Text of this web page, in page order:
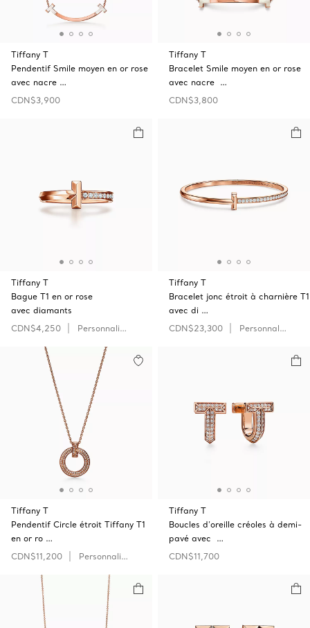
Tiffany T
Pendentif Smile moyen en or rose
avec nacre …
CDN$3,900
Tiffany T
Bracelet Smile moyen en or rose
avec nacre …
CDN$3,800
Tiffany T
Bague T1 en or rose
avec diamants
CDN$4,250
Personnaliser
Tiffany T
Bracelet jonc étroit à charnière T1
avec di …
CDN$23,300
Personnaliser
Tiffany T
Pendentif Circle étroit Tiffany T1
en or ro …
CDN$11,200
Personnaliser
Tiffany T
Boucles d’oreille créoles à demi-
pavé avec …
CDN$11,700